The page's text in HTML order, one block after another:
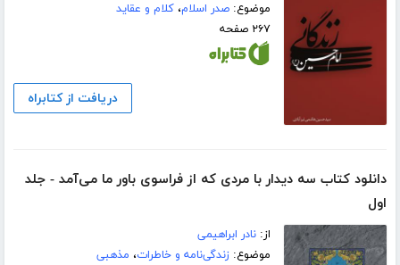
موضوع:صدر اسلام،کلام و عقاید
۲۶۷ صفحه
دریافت از کتابراه
دانلود کتاب سه دیدار با مردی که از فراسوی باور ما می‌آمد - جلد
اول
از:نادر ابراهیمی
موضوع:زندگی‌نامه و خاطرات، مذهبی